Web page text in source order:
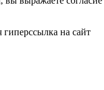
на сайт